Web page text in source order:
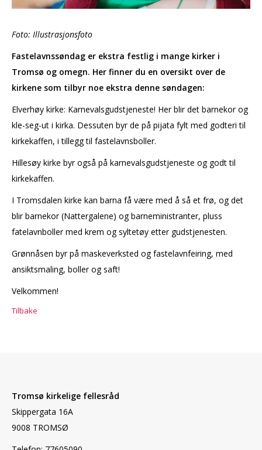
Foto: Illustrasjonsfoto
Fastelavnssøndag er ekstra festlig i mange kirker i
Tromsø og omegn. Her finner du en oversikt over de
kirkene som tilbyr noe ekstra denne søndagen:
Elverhøy kirke: Karnevalsgudstjeneste! Her blir det barnekor og
kle-seg-ut i kirka. Dessuten byr de på pijata fylt med godteri til
kirkekaffen, i tillegg til fastelavnsboller.
Hillesøy kirke byr også på karnevalsgudstjeneste og godt til
kirkekaffen.
I Tromsdalen kirke kan barna få være med å så et frø, og det
blir barnekor (Nattergalene) og barneministranter, pluss
fatelavnboller med krem og syltetøy etter gudstjenesten.
Grønnåsen byr på maskeverksted og fastelavnfeiring, med
ansiktsmaling, boller og saft!
Velkommen!
Tilbake
Tromsø kirkelige fellesråd
Skippergata 16A
9008 TROMSØ